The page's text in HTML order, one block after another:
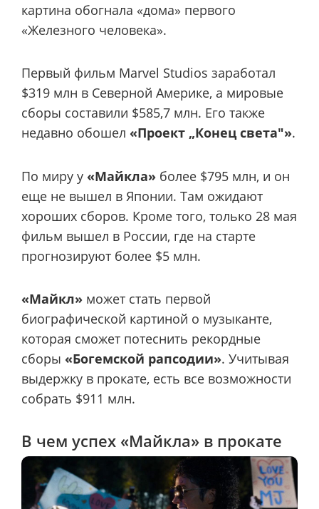
картина обогнала «дома» первого
«Железного человека».
Первый фильм Marvel Studios заработал
$319 млн в Северной Америке, а мировые
сборы составили $585,7 млн. Его также
недавно обошел «Проект „Конец света"».
По миру у «Майкла» более $795 млн, и он
еще не вышел в Японии. Там ожидают
хороших сборов. Кроме того, только 28 мая
фильм вышел в России, где на старте
прогнозируют более $5 млн.
«Майкл» может стать первой
биографической картиной о музыканте,
которая сможет потеснить рекордные
сборы «Богемской рапсодии». Учитывая
выдержку в прокате, есть все возможности
собрать $911 млн.
В чем успех «Майкла» в прокате